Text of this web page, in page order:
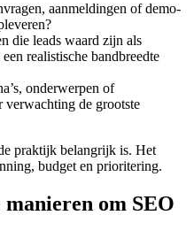
aanmeldingen of demo-
die leads waard zijn als
realistische bandbreedte
onderwerpen of
verwachting de grootste
praktijk belangrijk is. Het
budget en prioritering.
om SEO